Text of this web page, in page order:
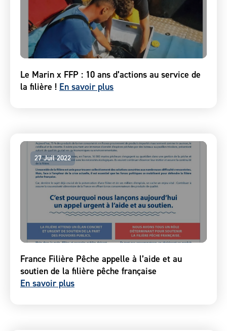
Le Marin x FFP : 10 ans d’actions au service de
la filière ! En savoir plus
27 Juil 2022
France Filière Pêche appelle à l’aide et au
soutien de la filière pêche française
En savoir plus